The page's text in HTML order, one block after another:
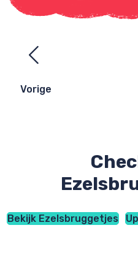
Ezelsbruggetjes
navigatie
Vorige
Bekijk Ezelsbruggetjes